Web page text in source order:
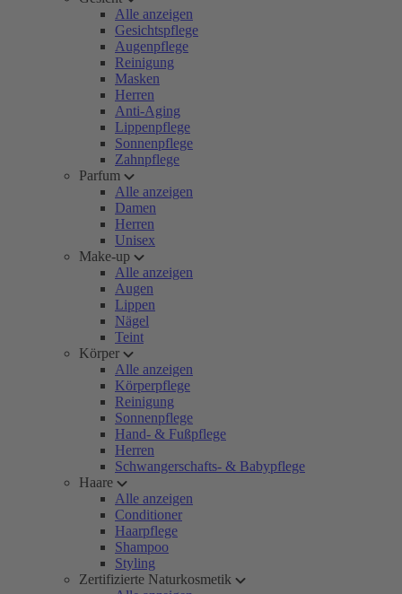
Alle anzeigen
Gesichtspflege
Augenpflege
Reinigung
Masken
Herren
Anti-Aging
Lippenpflege
Sonnenpflege
Zahnpflege
Parfum
Alle anzeigen
Damen
Herren
Unisex
Make-up
Alle anzeigen
Augen
Lippen
Nägel
Teint
Körper
Alle anzeigen
Körperpflege
Reinigung
Sonnenpflege
Hand- & Fußpflege
Herren
Schwangerschafts- & Babypflege
Haare
Alle anzeigen
Conditioner
Haarpflege
Shampoo
Styling
Zertifizierte Naturkosmetik